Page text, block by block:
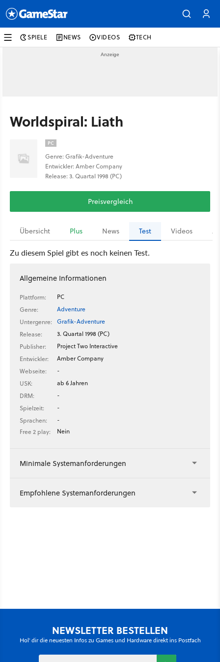
SPIELE NEWS VIDEOS TECH
Worldspiral: Liath
PC
Genre: Grafik-Adventure
Entwickler: Amber Company
Release: 3. Quartal 1998 (PC)
Preisvergleich
Übersicht Plus News Test Videos
Zu diesem Spiel gibt es noch keinen Test.
Allgemeine Informationen
Plattform:
PC
Genre:
Adventure
Untergenre:
Grafik-Adventure
Release:
3. Quartal 1998 (PC)
Publisher:
Project Two Interactive
Entwickler:
Amber Company
Webseite:
-
USK:
ab 6 Jahren
DRM:
-
Spielzeit:
-
Sprachen:
-
Free 2 play:
Nein
Minimale Systemanforderungen
Empfohlene Systemanforderungen
NEWSLETTER BESTELLEN
Hol' dir die neuesten Infos zu Games und Hardware direkt ins Postfach